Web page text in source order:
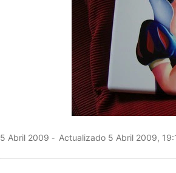
5 Abril 2009 Actualizado 5 Abril 2009,